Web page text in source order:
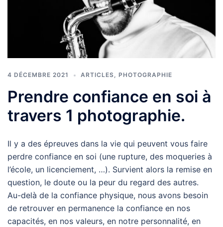
4 DÉCEMBRE 2021 ARTICLES, PHOTOGRAPHIE
Prendre confiance en soi à
travers 1 photographie.
Il y a des épreuves dans la vie qui peuvent vous faire
perdre confiance en soi (une rupture, des moqueries à
l’école, un licenciement, …). Survient alors la remise en
question, le doute ou la peur du regard des autres.
Au-delà de la confiance physique, nous avons besoin
de retrouver en permanence la confiance en nos
capacités, en nos valeurs, en notre personnalité, en